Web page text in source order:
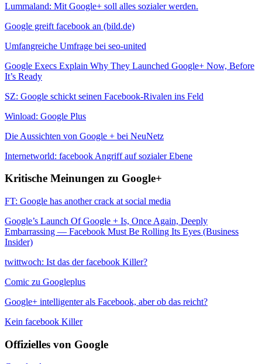
Lummaland: Mit Google+ soll alles sozialer werden.
Google greift facebook an (bild.de)
Umfangreiche Umfrage bei seo-united
Google Execs Explain Why They Launched Google+ Now, Before
It’s Ready
SZ: Google schickt seinen Facebook-Rivalen ins Feld
Winload: Google Plus
Die Aussichten von Google + bei NeuNetz
Internetworld: facebook Angriff auf sozialer Ebene
Kritische Meinungen zu Google+
FT: Google has another crack at social media
Google’s Launch Of Google + Is, Once Again, Deeply
Embarrassing — Facebook Must Be Rolling Its Eyes (Business
Insider)
twittwoch: Ist das der facebook Killer?
Comic zu Googleplus
Google+ intelligenter als Facebook, aber ob das reicht?
Kein facebook Killer
Offizielles von Google